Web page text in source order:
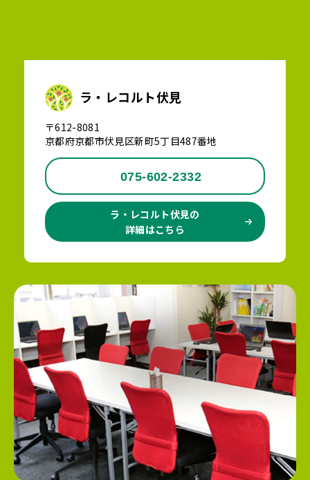
ラ・レコルト伏見
〒612-8081
京都府京都市伏見区新町5丁目487番地
075-602-2332
ラ・レコルト伏見の
詳細はこちら